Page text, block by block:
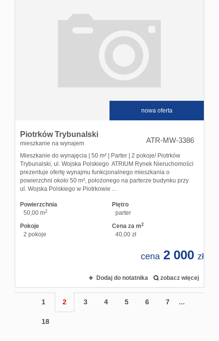
nowa oferta
Piotrków Trybunalski
mieszkanie na wynajem ATR-MW-3386
Mieszkanie do wynajęcia | 50 m² | Parter | 2 pokoje/ Piotrków
Trybunalski, ul. Wojska Polskiego ATRIUM Rynek Nieruchomości
prezentuje ofertę wynajmu funkcjonalnego mieszkania o
powierzchni około 50 m², położonego na parterze budynku przy
ul. Wojska Polskiego w Piotrkowie ...
Powierzchnia
50,00 m2
Piętro
parter
Pokoje
2 pokoje
Cena za m2
40,00 zł
cena 2 000 zł
Dodaj do notatnika zobacz więcej
1 2 3 4 5 6 7 ...
18